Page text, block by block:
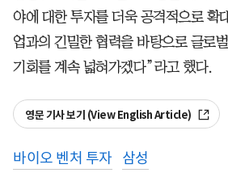
야에 대한 투자를 더욱 공격적으로 확
업과의 긴밀한 협력을 바탕으로 글로
기회를 계속 넓혀가겠다”라고 했다.
영문 기사 보기 (View English Article)
바이오 벤처 투자 삼성